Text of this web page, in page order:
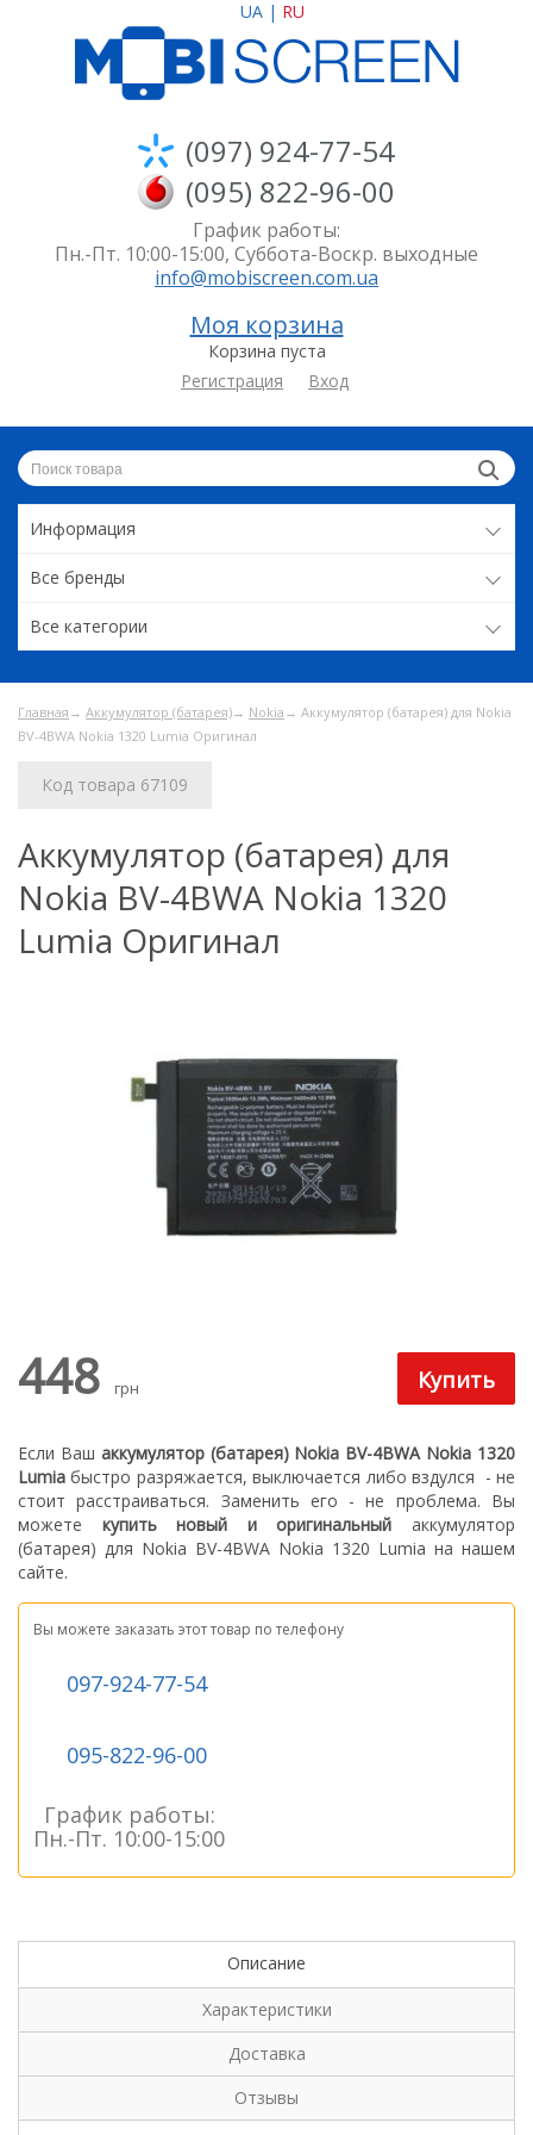
UA | RU
(097) 924-77-54
(095) 822-96-00
График работы:
Пн.-Пт. 10:00-15:00, Суббота-Воскр. выходные
info@mobiscreen.com.ua
Моя корзина
Корзина пуста
Регистрация
Вход
Информация
Все бренды
Все категории
Главная → Аккумулятор (батарея)→ Nokia → Аккумулятор (батарея) для Nokia
BV-4BWA Nokia 1320 Lumia Оригинал
Код товара 67109
Аккумулятор (батарея) для
Nokia BV-4BWA Nokia 1320
Lumia Оригинал
448 грн
Если Ваш аккумулятор (батарея) Nokia BV-4BWA Nokia 1320
Lumia быстро разряжается, выключается либо вздулся - не
стоит расстраиваться. Заменить его - не проблема. Вы
можете купить новый и оригинальный аккумулятор
(батарея) для Nokia BV-4BWA Nokia 1320 Lumia на нашем
сайте.
Вы можете заказать этот товар по телефону
097-924-77-54
095-822-96-00
График работы:
Пн.-Пт. 10:00-15:00
Описание
Характеристики
Доставка
Отзывы